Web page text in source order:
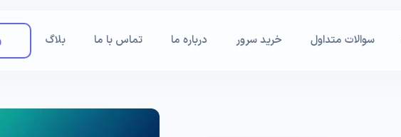
سوالات متداول خرید سرور درباره ما تماس با ما بلاگ